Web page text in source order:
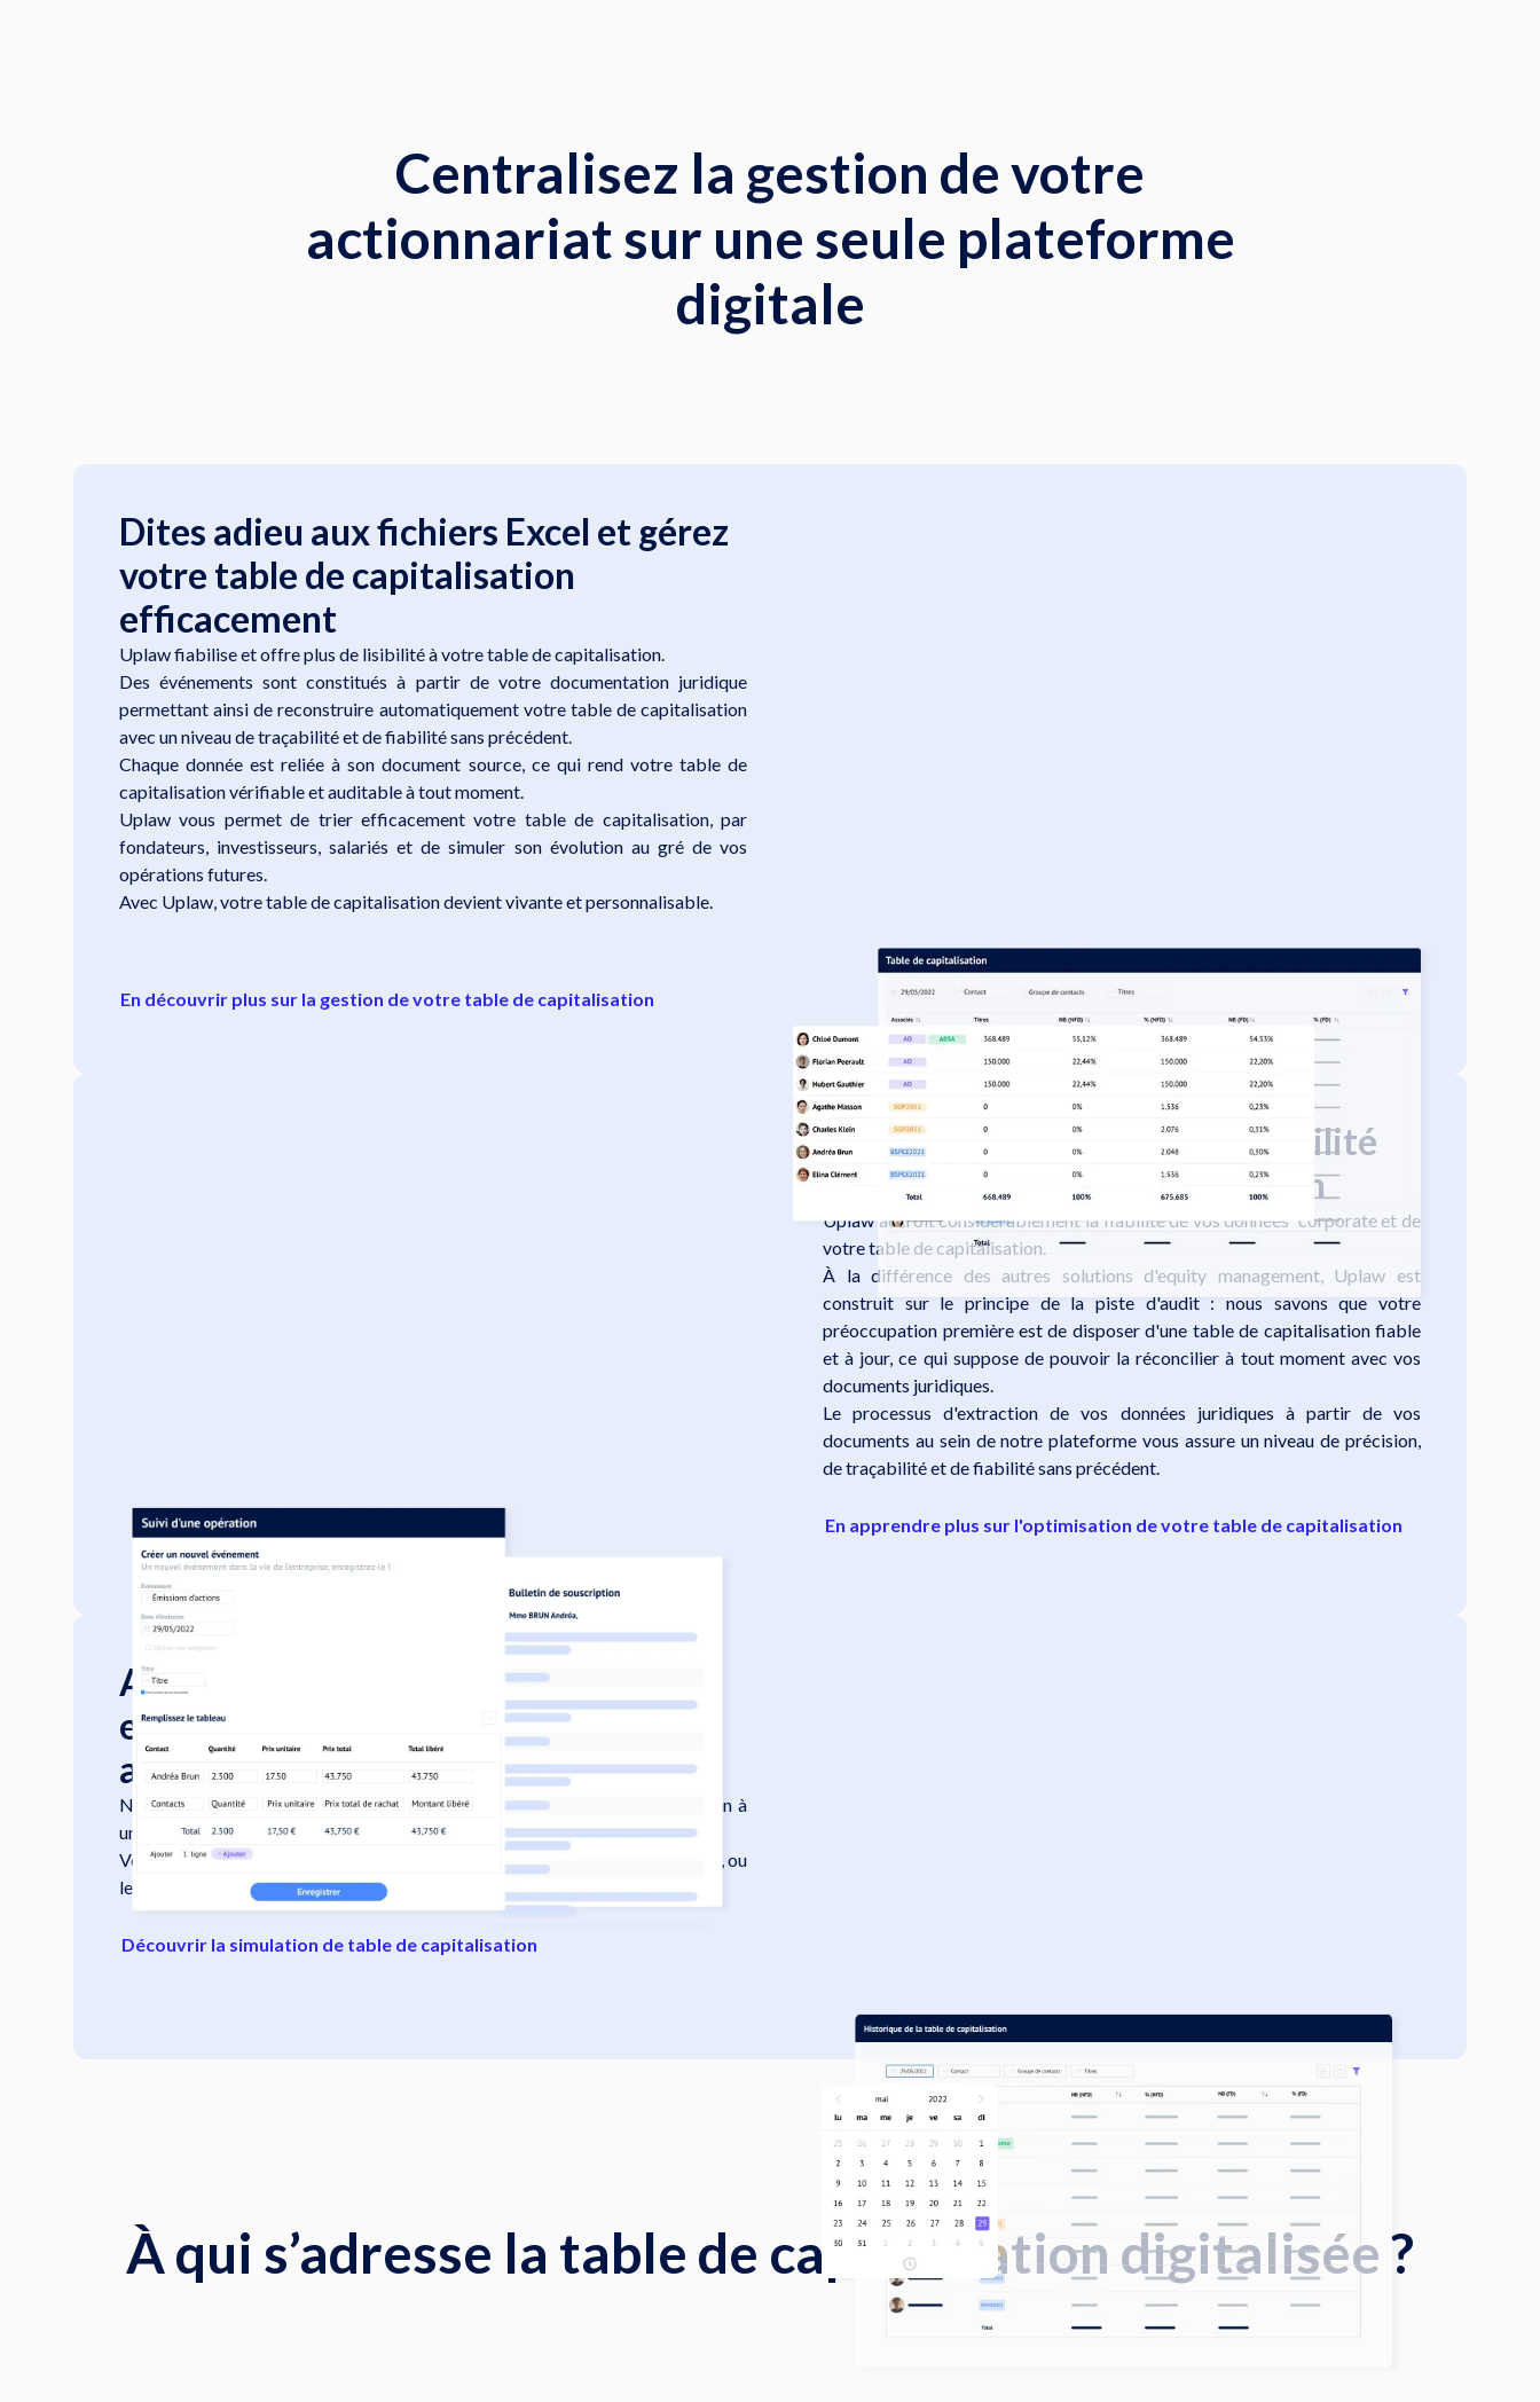
Centralisez la gestion de votre
actionnariat sur une seule plateforme
digitale
Dites adieu aux fichiers Excel et gérez
votre table de capitalisation
efficacement
Uplaw fiabilise et offre plus de lisibilité à votre table de capitalisation.
Des événements sont constitués à partir de votre documentation juridique
permettant ainsi de reconstruire automatiquement votre table de capitalisation
avec un niveau de traçabilité et de fiabilité sans précédent.
Chaque donnée est reliée à son document source, ce qui rend votre table de
capitalisation vérifiable et auditable à tout moment.
Uplaw vous permet de trier efficacement votre table de capitalisation, par
fondateurs, investisseurs, salariés et de simuler son évolution au gré de vos
opérations futures.
Avec Uplaw, votre table de capitalisation devient vivante et personnalisable.
En découvrir plus sur la gestion de votre table de capitalisation
Assurez la traçabilité et la fiabilité
de votre table de capitalisation
Uplaw accroît considérablement la fiabilité de vos données corporate et de
votre table de capitalisation.
À la différence des autres solutions d'equity management, Uplaw est
construit sur le principe de la piste d'audit : nous savons que votre
préoccupation première est de disposer d'une table de capitalisation fiable
et à jour, ce qui suppose de pouvoir la réconcilier à tout moment avec vos
documents juridiques.
Le processus d'extraction de vos données juridiques à partir de vos
documents au sein de notre plateforme vous assure un niveau de précision,
de traçabilité et de fiabilité sans précédent.
En apprendre plus sur l'optimisation de votre table de capitalisation
Accédez facilement à l’historique et
exportez les données de votre
actionnariat
Naviguez dans le temps et remontez à l'état de votre table de capitalisation à
une date donnée.
Vous pouvez également exporter l'intégralité de votre table de capitalisation, ou
le résultat des filtres utilisés, aux formats PDF ou Excel.
Découvrir la simulation de table de capitalisation
À qui s’adresse la table de capitalisation digitalisée ?